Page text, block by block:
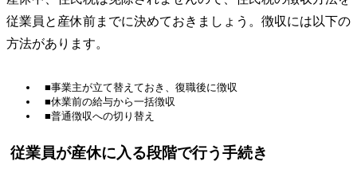
従業員と産休前までに決めておきましょう。徴収には以下の
方法があります。
■事業主が立て替えておき、復職後に徴収
■休業前の給与から一括徴収
■普通徴収への切り替え
従業員が産休に入る段階で行う手続き